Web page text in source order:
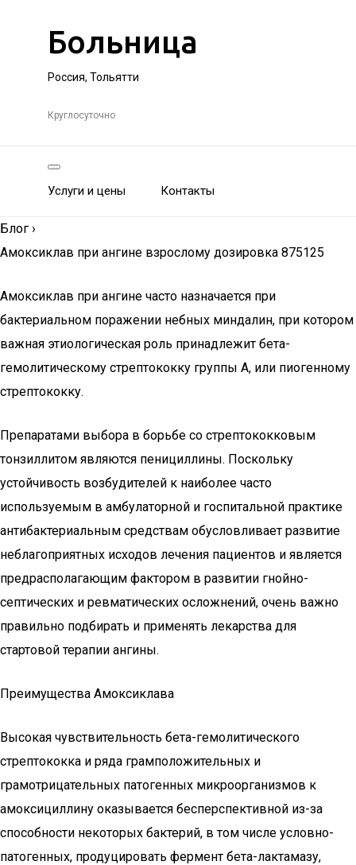
Больница
Россия, Тольятти
Круглосуточно
Услуги и цены Контакты
Блог ›
Амоксиклав при ангине взрослому дозировка 875125
Амоксиклав при ангине часто назначается при
бактериальном поражении небных миндалин, при котором
важная этиологическая роль принадлежит бета-
гемолитическому стрептококку группы А, или пиогенному
стрептококку.
Препаратами выбора в борьбе со стрептококковым
тонзиллитом являются пенициллины. Поскольку
устойчивость возбудителей к наиболее часто
используемым в амбулаторной и госпитальной практике
антибактериальным средствам обусловливает развитие
неблагоприятных исходов лечения пациентов и является
предрасполагающим фактором в развитии гнойно-
септических и ревматических осложнений, очень важно
правильно подбирать и применять лекарства для
стартовой терапии ангины.
Преимущества Амоксиклава
Высокая чувствительность бета-гемолитического
стрептококка и ряда грамположительных и
грамотрицательных патогенных микроорганизмов к
амоксициллину оказывается бесперспективной из-за
способности некоторых бактерий, в том числе условно-
патогенных, продуцировать фермент бета-лактамазу,